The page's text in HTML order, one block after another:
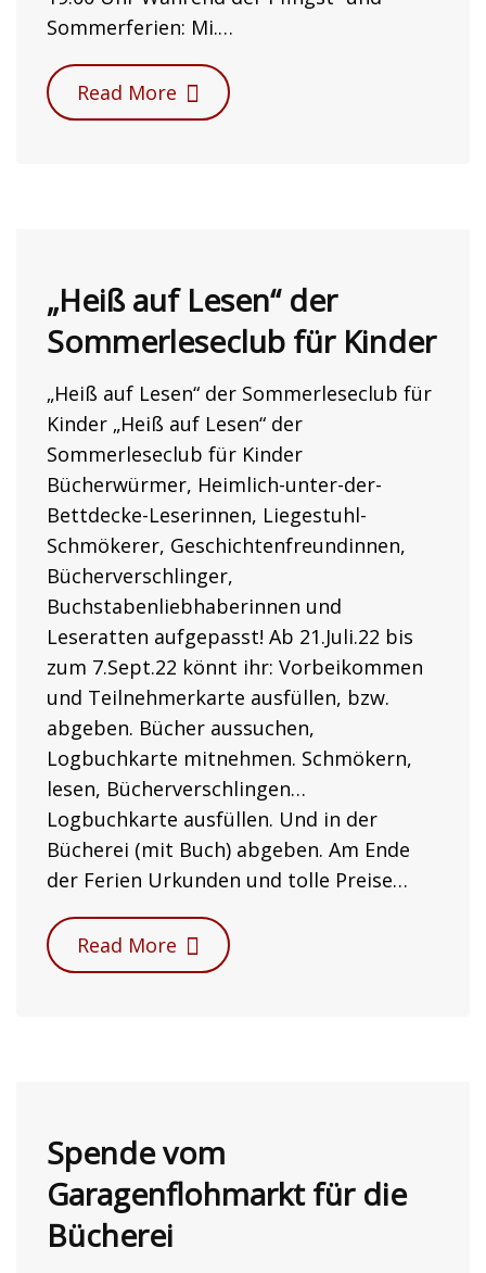
Sommerferien: Mi.…
Read More
„Heiß auf Lesen“ der
Sommerleseclub für Kinder
„Heiß auf Lesen“ der Sommerleseclub für
Kinder „Heiß auf Lesen“ der
Sommerleseclub für Kinder
Bücherwürmer, Heimlich-unter-der-
Bettdecke-Leserinnen, Liegestuhl-
Schmökerer, Geschichtenfreundinnen,
Bücherverschlinger,
Buchstabenliebhaberinnen und
Leseratten aufgepasst! Ab 21.Juli.22 bis
zum 7.Sept.22 könnt ihr: Vorbeikommen
und Teilnehmerkarte ausfüllen, bzw.
abgeben. Bücher aussuchen,
Logbuchkarte mitnehmen. Schmökern,
lesen, Bücherverschlingen…
Logbuchkarte ausfüllen. Und in der
Bücherei (mit Buch) abgeben. Am Ende
der Ferien Urkunden und tolle Preise…
Read More
Spende vom
Garagenflohmarkt für die
Bücherei